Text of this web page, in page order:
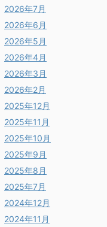
2026年7月
2026年6月
2026年5月
2026年4月
2026年3月
2026年2月
2025年12月
2025年11月
2025年10月
2025年9月
2025年8月
2025年7月
2024年12月
2024年11月